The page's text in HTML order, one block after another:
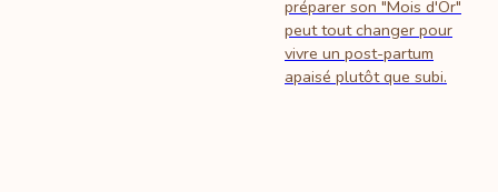
préparer son "Mois d'Or"
peut tout changer pour
vivre un post-partum
apaisé plutôt que subi.